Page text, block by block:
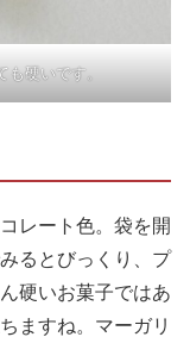
硬いです。
レート色。袋を開
るとびっくり、プ
硬いお菓子ではあ
ますね。マーガリ